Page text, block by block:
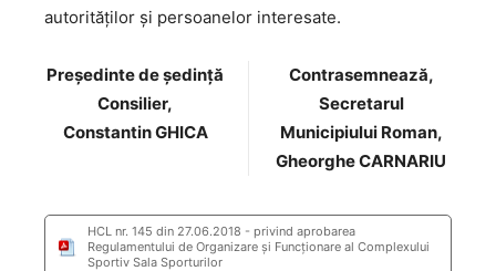
autorităţilor şi persoanelor interesate.
Preşedinte de şedinţă
Consilier,
Constantin GHICA
Contrasemnează,
Secretarul
Municipiului Roman,
Gheorghe CARNARIU
HCL nr. 145 din 27.06.2018 - privind aprobarea
Regulamentului de Organizare și Funcționare al Complexului
Sportiv Sala Sporturilor